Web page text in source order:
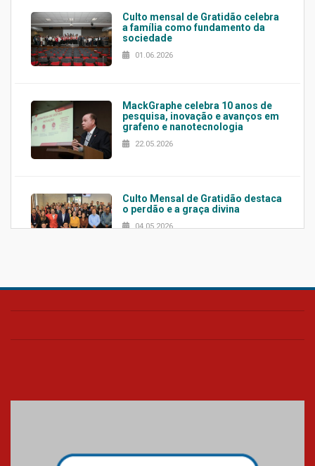
Culto mensal de Gratidão celebra
a família como fundamento da
sociedade
01.06.2026
MackGraphe celebra 10 anos de
pesquisa, inovação e avanços em
grafeno e nanotecnologia
22.05.2026
Culto Mensal de Gratidão destaca
o perdão e a graça divina
04.05.2026
Confira como foi o culto mensal